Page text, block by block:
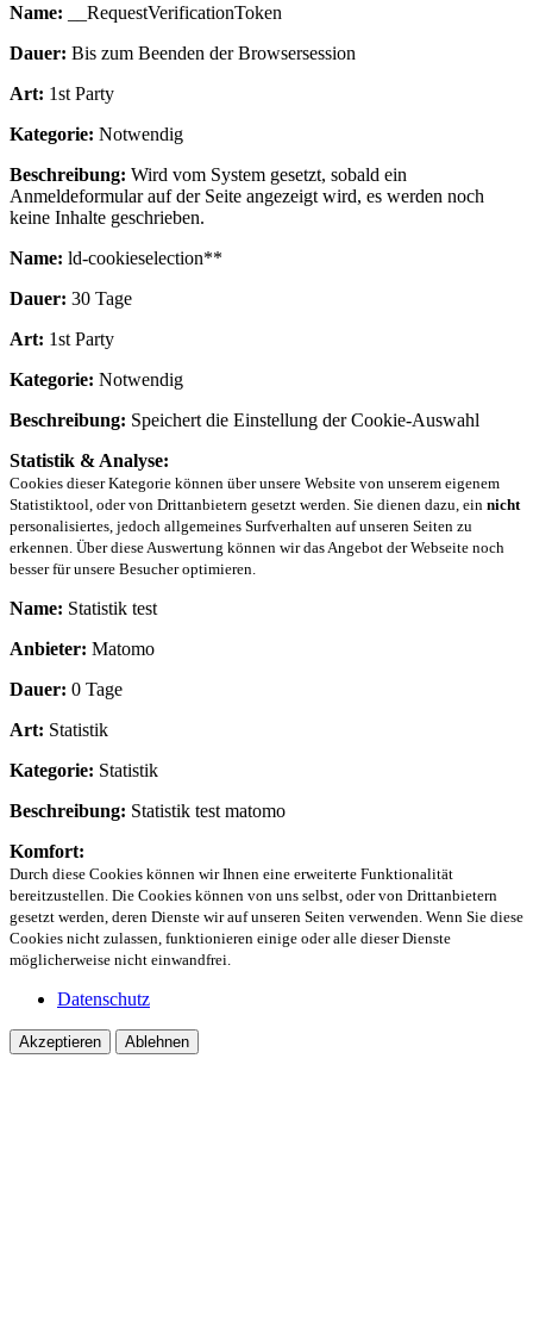
Name: __RequestVerificationToken
Dauer: Bis zum Beenden der Browsersession
Art: 1st Party
Kategorie: Notwendig
Beschreibung: Wird vom System gesetzt, sobald ein
Anmeldeformular auf der Seite angezeigt wird, es werden noch
keine Inhalte geschrieben.
Name: ld-cookieselection**
Dauer: 30 Tage
Art: 1st Party
Kategorie: Notwendig
Beschreibung: Speichert die Einstellung der Cookie-Auswahl
Statistik & Analyse:
Cookies dieser Kategorie können über unsere Website von unserem eigenem
Statistiktool, oder von Drittanbietern gesetzt werden. Sie dienen dazu, ein nicht
personalisiertes, jedoch allgemeines Surfverhalten auf unseren Seiten zu
erkennen. Über diese Auswertung können wir das Angebot der Webseite noch
besser für unsere Besucher optimieren.
Name: Statistik test
Anbieter: Matomo
Dauer: 0 Tage
Art: Statistik
Kategorie: Statistik
Beschreibung: Statistik test matomo
Komfort:
Durch diese Cookies können wir Ihnen eine erweiterte Funktionalität
bereitzustellen. Die Cookies können von uns selbst, oder von Drittanbietern
gesetzt werden, deren Dienste wir auf unseren Seiten verwenden. Wenn Sie diese
Cookies nicht zulassen, funktionieren einige oder alle dieser Dienste
möglicherweise nicht einwandfrei.
Datenschutz
Akzeptieren Ablehnen